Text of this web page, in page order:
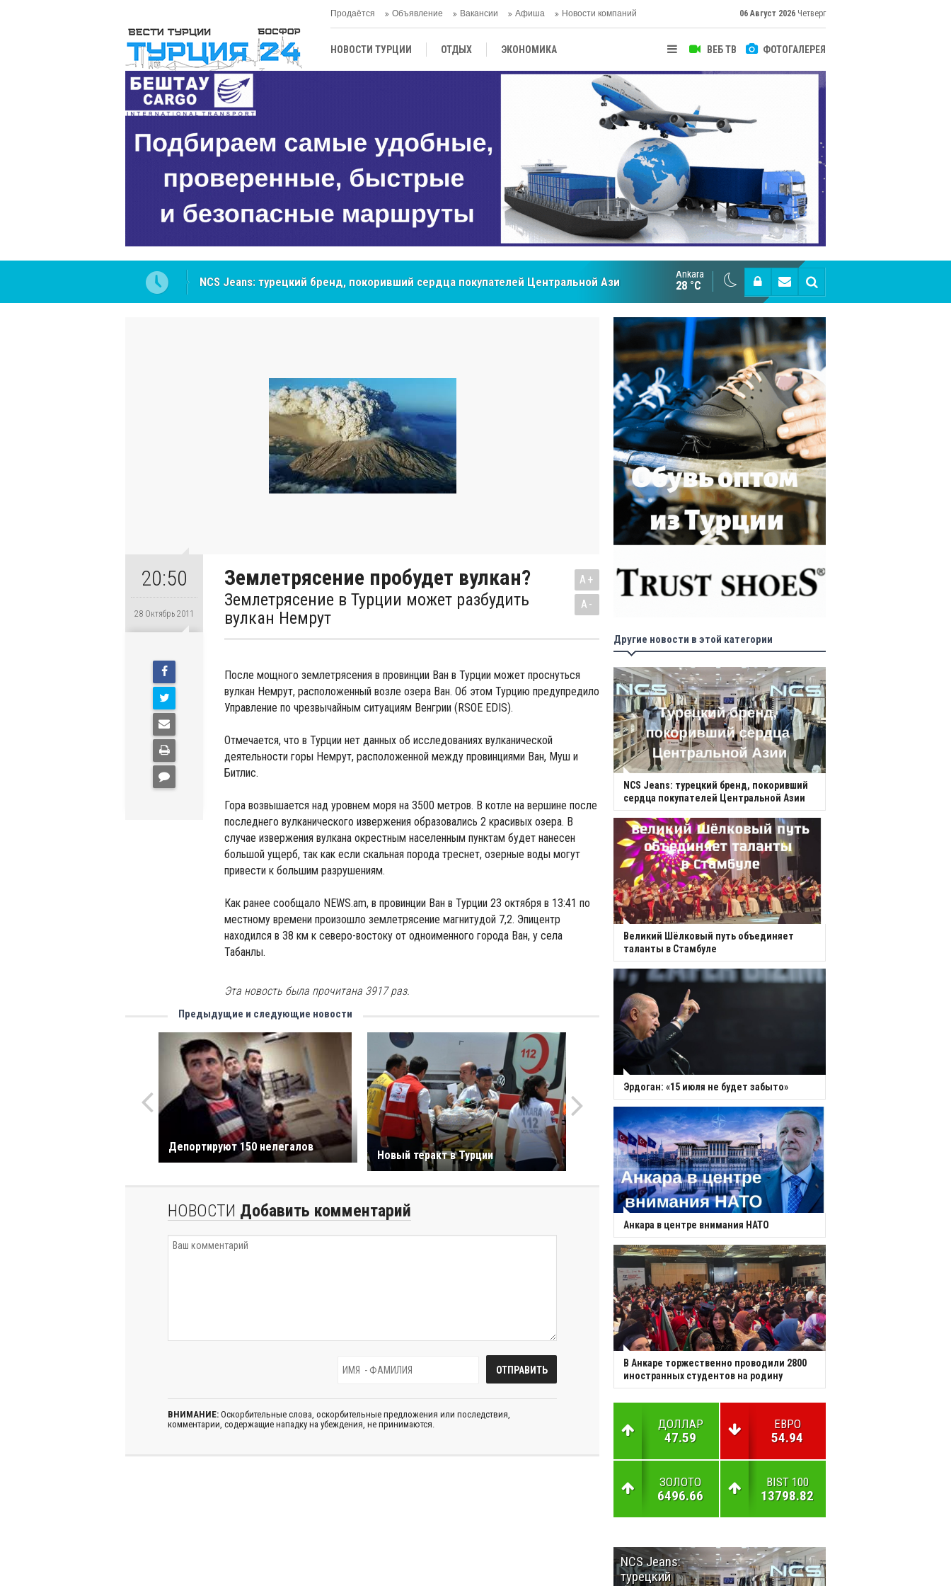
Продаётся Объявление Вакансии Афиша Новости компаний 06 Август 2026 Четверг
ВЕБ ТВ ФОТОГАЛЕРЕЯ
НОВОСТИ ТУРЦИИ ОТДЫХ ЭКОНОМИКА
ЦЕНТРАЛЬНАЯ АЗИЯ
NCS Jeans: турецкий бренд, покоривший сердца покупателей Центральной Азии
Cottonhill покоряет мировые рынки
Великий Шёлковый путь объединяет таланты в
Ankara
28 °C
20:50
28 Октябрь 2011
Землетрясение пробудет вулкан?
Землетрясение в Турции может разбудить
вулкан Немрут
A+
A-
После мощного землетрясения в провинции Ван в Турции может проснуться
вулкан Немрут, расположенный возле озера Ван. Об этом Турцию предупредило
Управление по чрезвычайным ситуациям Венгрии (RSOE EDIS).
Отмечается, что в Турции нет данных об исследованиях вулканической
деятельности горы Немрут, расположенной между провинциями Ван, Муш и
Битлис.
Гора возвышается над уровнем моря на 3500 метров. В котле на вершине после
последнего вулканического извержения образовались 2 красивых озера. В
случае извержения вулкана окрестным населенным пунктам будет нанесен
большой ущерб, так как если скальная порода треснет, озерные воды могут
привести к большим разрушениям.
Как ранее сообщало NEWS.am, в провинции Ван в Турции 23 октября в 13:41 по
местному времени произошло землетрясение магнитудой 7,2. Эпицентр
находился в 38 км к северо-востоку от одноименного города Ван, у села
Табанлы.
Эта новость была прочитана 3917 раз.
Предыдущие и следующие новости
Депортируют 150 нелегалов
Новый теракт в Турции
НОВОСТИ Добавить комментарий
ВНИМАНИЕ: Оскорбительные слова, оскорбительные предложения или последствия,
комментарии, содержащие нападку на убеждения, не принимаются.
Другие новости в этой категории
NCS Jeans: турецкий бренд, покоривший
сердца покупателей Центральной Азии
Великий Шёлковый путь объединяет
таланты в Стамбуле
Эрдоган: «15 июля не будет забыто»
Анкара в центре внимания НАТО
В Анкаре торжественно проводили 2800
иностранных студентов на родину
ДОЛЛАР
47.59
ЕВРО
54.94
ЗОЛОТО
6496.66
BIST 100
13798.82
NCS Jeans:
турецкий